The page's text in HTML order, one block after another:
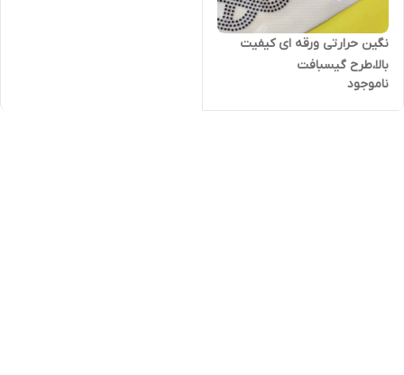
نگین حرارتی ورقه ای کیفیت
بالا،طرح گیسبافت
ناموجود